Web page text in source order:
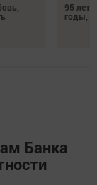
95 лет
годы,
Банка